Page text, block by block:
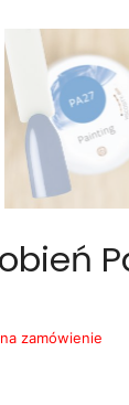
zamówienie